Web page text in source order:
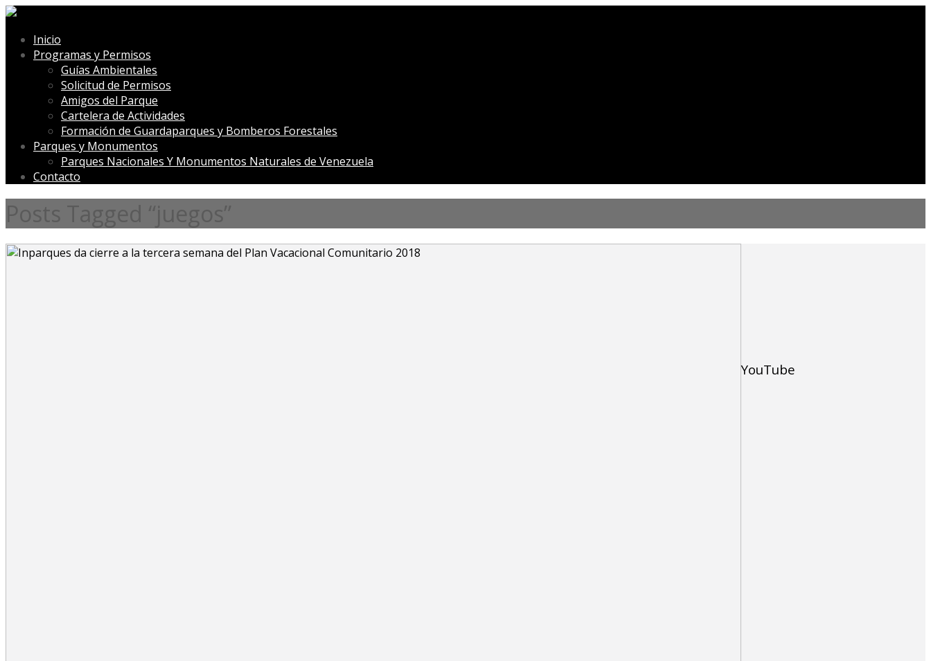
Inicio
Programas y Permisos
Guías Ambientales
Solicitud de Permisos
Amigos del Parque
Cartelera de Actividades
Formación de Guardaparques y Bomberos Forestales
Parques y Monumentos
Parques Nacionales Y Monumentos Naturales de Venezuela
Contacto
Posts Tagged “juegos”
YouTube